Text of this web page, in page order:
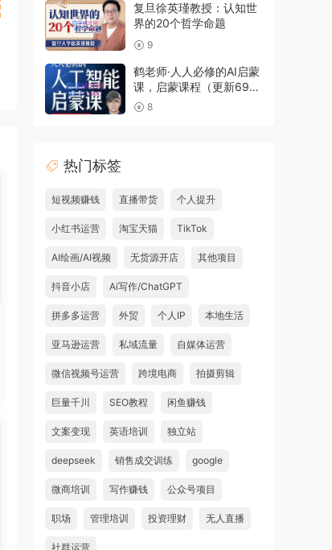
复旦徐英瑾教授：认知世
界的20个哲学命题
9
鹤老师·人人必修的AI启蒙
课，启蒙课程（更新69节
含工具篇）
8
热门标签
短视频赚钱 直播带货 个人提升
小红书运营 淘宝天猫 TikTok
AI绘画/AI视频 无货源开店 其他项目
抖音小店 Ai写作/ChatGPT
拼多多运营 外贸 个人IP 本地生活
亚马逊运营 私域流量 自媒体运营
微信视频号运营 跨境电商 拍摄剪辑
巨量千川 SEO教程 闲鱼赚钱
文案变现 英语培训 独立站
deepseek 销售成交训练 google
微商培训 写作赚钱 公众号项目
职场 管理培训 投资理财 无人直播
社群运营